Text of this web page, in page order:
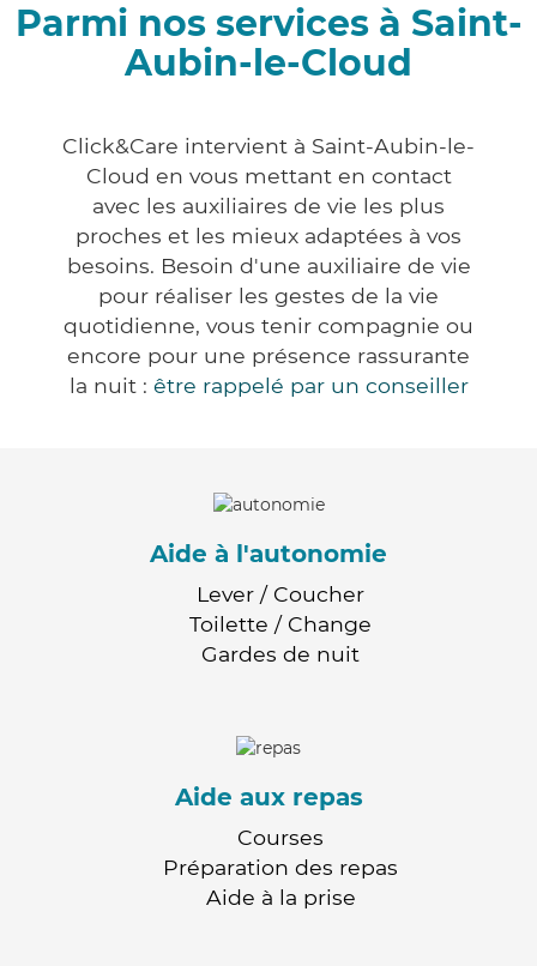
Parmi nos services à Saint-
Aubin-le-Cloud
Click&Care intervient à Saint-Aubin-le-
Cloud en vous mettant en contact
avec les auxiliaires de vie les plus
proches et les mieux adaptées à vos
besoins. Besoin d'une auxiliaire de vie
pour réaliser les gestes de la vie
quotidienne, vous tenir compagnie ou
encore pour une présence rassurante
la nuit : être rappelé par un conseiller
Aide à l'autonomie
Lever / Coucher
Toilette / Change
Gardes de nuit
Aide aux repas
Courses
Préparation des repas
Aide à la prise